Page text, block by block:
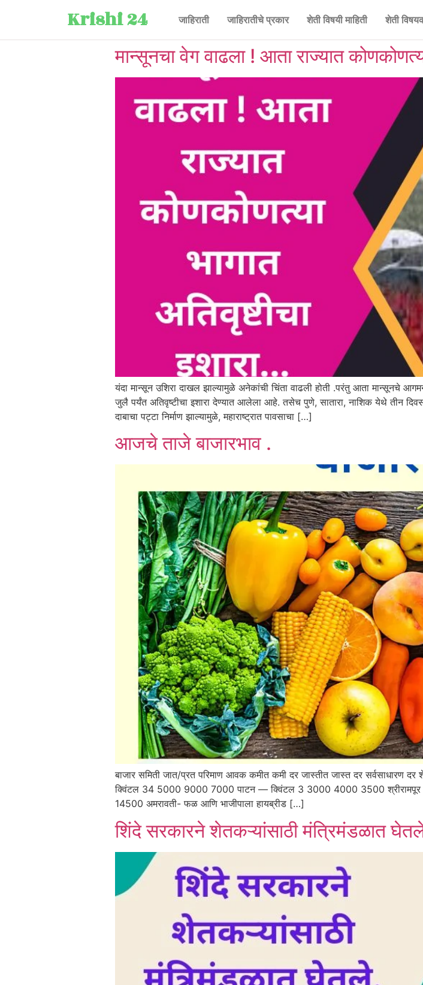
Krishi 24 जाहिराती जाहिरातीचे प्रकार शेती विषयी माहिती शेती
मान्सूनचा वेग वाढला ! आता राज्यात
यंदा मान्सून उशिरा दाखल झाल्यामुळे अनेकांची चिंता वाढली होती .परंतु आता
जुलै पर्यंत अतिवृष्टीचा इशारा देण्यात आलेला आहे. तसेच पुणे, सातारा, नाशिक येथे तीन
दाबाचा पट्टा निर्माण झाल्यामुळे, महाराष्ट्रात पावसाचा […]
आजचे ताजे बाजारभाव .
बाजार समिती जात/प्रत परिमाण आवक कमीत कमी दर जास्तीत जास्त दर
क्विंटल 34 5000 9000 7000 पाटन — क्विंटल 3 3000 4000 3500
14500 अमरावती- फळ आणि भाजीपाला हायब्रीड […]
शिंदे सरकारने शेतकऱ्यांसाठी मंत्रिमंडळात